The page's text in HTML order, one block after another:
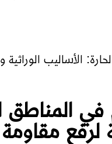
الأساليب الوراثية
المناطق
لرفع